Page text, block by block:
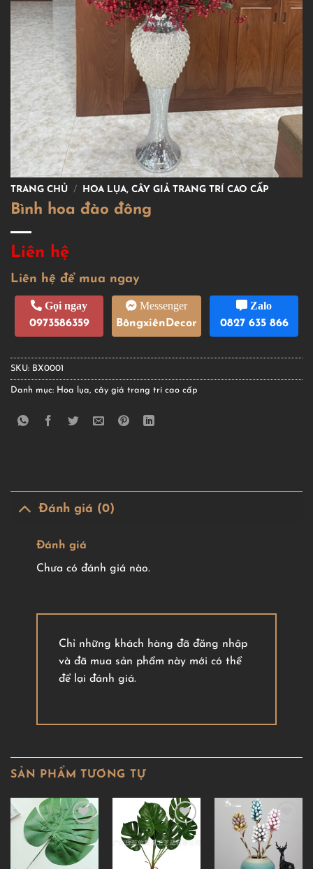
TRANG CHỦ / HOA LỤA, CÂY GIẢ TRANG TRÍ CAO CẤP
Bình hoa đào đông
Liên hệ
Liên hệ để mua ngay
Gọi ngay
0973586359
Messenger
BôngxiênDecor
Zalo
0827 635 866
SKU: BX0001
Danh mục: Hoa lụa, cây giả trang trí cao cấp
Đánh giá (0)
Đánh giá
Chưa có đánh giá nào.
Chỉ những khách hàng đã đăng nhập
và đã mua sản phẩm này mới có thể
để lại đánh giá.
SẢN PHẨM TƯƠNG TỰ